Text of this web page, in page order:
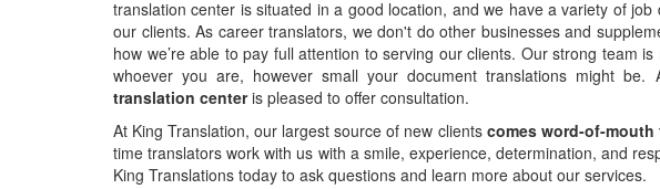
translation center is situated in a good location, and we have a variety of
our clients. As career translators, we don't do other businesses and
how we’re able to pay full attention to serving our clients. Our strong team
whoever you are, however small your document translations might
translation centeris pleased to offer consultation.
At King Translation, our largest source of new clients comes word-of-
time translators work with us with a smile, experience, determination, and
King Translations today to ask questions and learn more about our services.